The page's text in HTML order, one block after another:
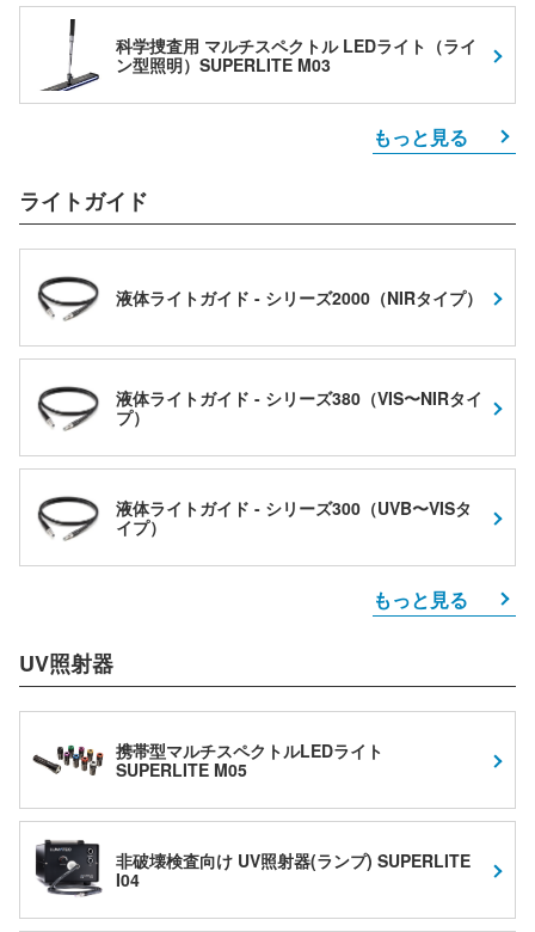
科学捜査用 マルチスペクトル LEDライト（ライ
ン型照明）SUPERLITE M03
もっと見る
ライトガイド
液体ライトガイド - シリーズ2000（NIRタイプ）
液体ライトガイド - シリーズ380（VIS〜NIRタイ
プ）
液体ライトガイド - シリーズ300（UVB〜VISタ
イプ）
もっと見る
UV照射器
携帯型マルチスペクトルLEDライト
SUPERLITE M05
非破壊検査向け UV照射器(ランプ) SUPERLITE
I04